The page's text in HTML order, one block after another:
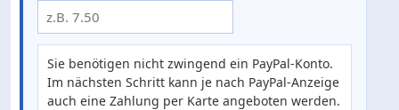
Sie benötigen nicht zwingend ein PayPal-Konto.
Im nächsten Schritt kann je nach PayPal-Anzeige
auch eine Zahlung per Karte angeboten werden.